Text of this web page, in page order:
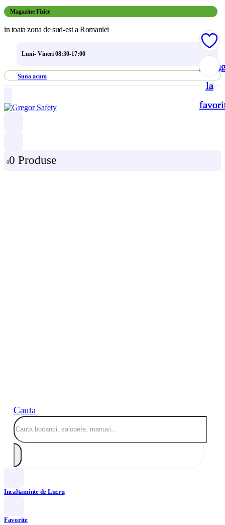
Magazine Fizice
in toata zona de sud-est a Romaniei
Luni- Vineri 08:30-17:00
Suna acum
00 Produse
Cauta
Incaltaminte de Lucru
Favorite
la
la
la
la